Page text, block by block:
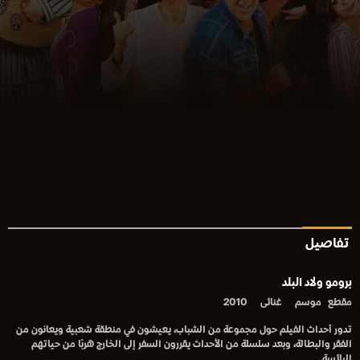
تفاصيل
برومو ولاد البلد
مقطع موسم غنائى 2010
تدور أحداث الفيلم حول مجموعة من الشباب، يعيشون في منطقة شعبية ويعانون من
الفقر والبطالة، وبعد سلسلة من الأحداث يقررون السفر إلى الخارج هربًا من حياتهم